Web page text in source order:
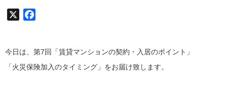
今日は、第7回「賃貸マンションの契約・入居のポイント」
「火災保険加入のタイミング」をお届け致します。